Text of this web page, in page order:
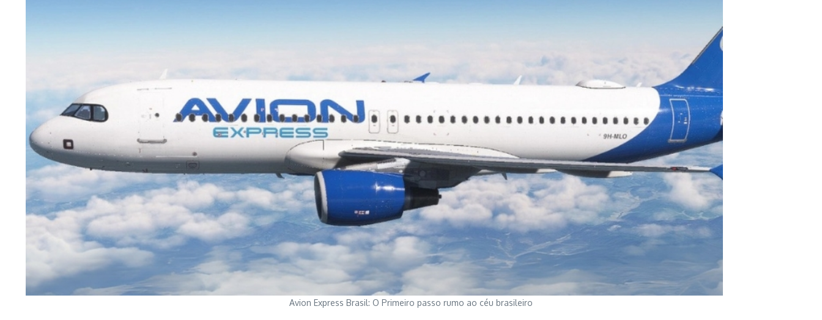
Avion Express Brasil: O Primeiro passo rumo ao céu brasileiro